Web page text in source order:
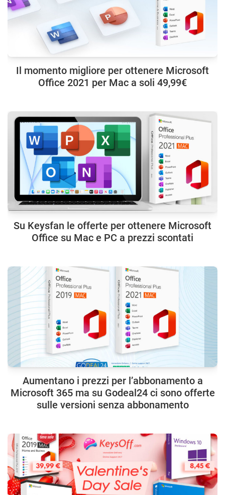
Il momento migliore per ottenere Microsoft
Office 2021 per Mac a soli 49,99€
Su Keysfan le offerte per ottenere Microsoft
Office su Mac e PC a prezzi scontati
Aumentano i prezzi per l’abbonamento a
Microsoft 365 ma su Godeal24 ci sono offerte
sulle versioni senza abbonamento